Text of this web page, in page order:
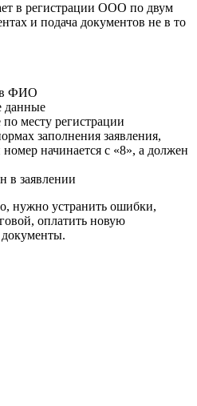
в регистрации ООО по двум
и подача документов не в то
в ФИО
данные
месту регистрации
заполнения заявления,
начинается с «8», а должен
в заявлении
нужно устранить ошибки,
оплатить новую